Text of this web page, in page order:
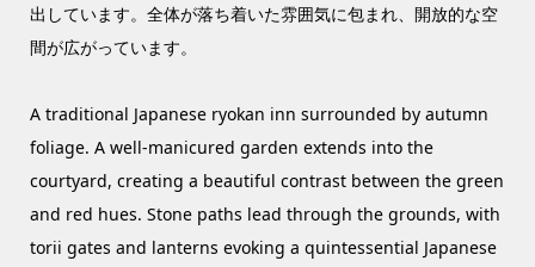
出しています。全体が落ち着いた雰囲気に包まれ、開放的な空
間が広がっています。
A traditional Japanese ryokan inn surrounded by autumn
foliage. A well-manicured garden extends into the
courtyard, creating a beautiful contrast between the green
and red hues. Stone paths lead through the grounds, with
torii gates and lanterns evoking a quintessential Japanese